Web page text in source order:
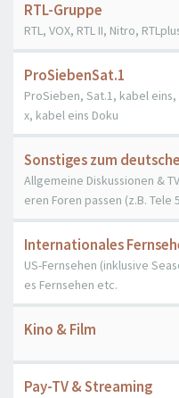
RTL-Gruppe
RTL, VOX, RTL II, Nitro,
ProSiebenSat.1
ProSieben, Sat.1, kabel
x, kabel eins Doku
Sonstiges zum
Allgemeine Diskussionen &
eren Foren passen (z.B.
Internationales
US-Fernsehen (inklusive
es Fernsehen etc.
Kino & Film
Pay-TV & Streaming